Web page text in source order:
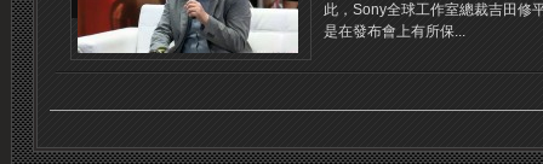
此，Sony全球工作室總裁吉田修
是在發布會上有所保...